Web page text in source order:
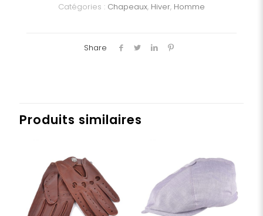
Catégories : Chapeaux, Hiver, Homme
Share
Produits similaires